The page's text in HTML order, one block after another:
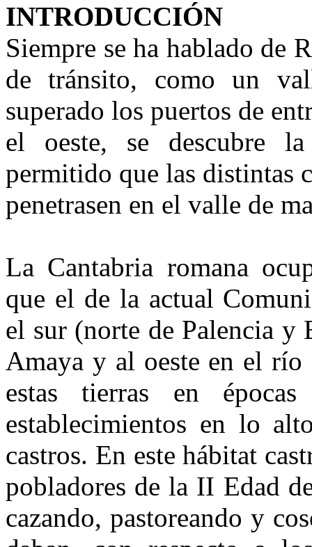
INTRODUCCIÓN
Siempre se ha hablado de
de tránsito, como un
superado los puertos de
el oeste, se descubre
permitido que las distintas
penetrasen en el valle de
La Cantabria romana
que el de la actual
el sur (norte de Palencia y
Amaya y al oeste en el
estas tierras en
establecimientos en lo
castros. En este hábitat
pobladores de la II Edad
cazando, pastoreando y